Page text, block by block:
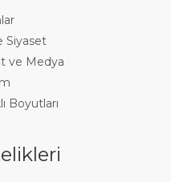
Siyaset
ve Medya
Boyutları